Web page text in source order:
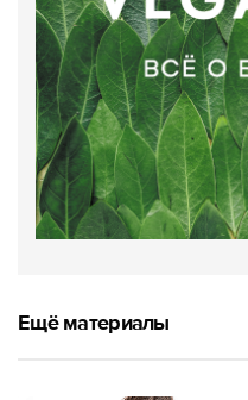
Ещё материалы